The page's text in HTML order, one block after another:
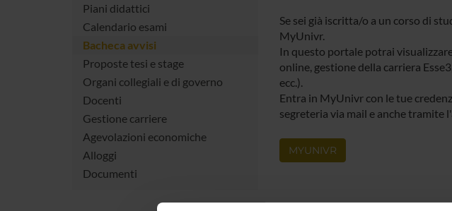
Piani didattici
Calendario esami
Bacheca avvisi
Proposte tesi e stage
Organi collegiali e di governo
Docenti
Gestione carriere
Agevolazioni economiche
Alloggi
Documenti
Se sei già iscritta/o a un corso di
MyUnivr.
In questo portale potrai
online, gestione della carriera
ecc.).
Entra in MyUnivr con le tue
segreteria via mail e anche tramite
MYUNIVR